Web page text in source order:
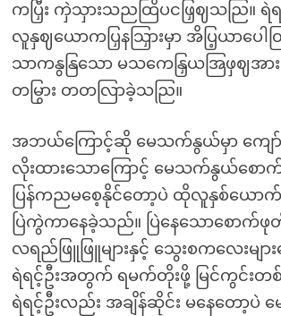
ကပြှီး ကှဲသှားသညထြိပငဖြှဈသညြ။ ရဲရ
လူနှဈယောကပြှနသြှားမှာ အိပြ့ယာပေါတ
သာကနွနြသော မသကေနြှယအြဖှဈအာ
တမြွား တတလြာခဲ့သညြ။
အဘယ်ကြောင့်ဆို မေသက်နွယ်မှာ ကျော်
လိုးထားသောကြောင့် မေသက်နွယ်စော
ပြန်ကညမစေ့နိုင်တော့ပဲ ထိုလူနှစ်ယော
ပြဲကွဲကာနေခဲ့သည်။ ပြဲနေသောစောက်
လရည်ဖြူဖြူများနှင့် သွေးစကလေးမျာ
ရဲရင့်ဦးအတွက် ရမက်တိုးဖို့ မြင်ကွင်းတ
ရဲရင့်ဦးလည်း အချိန်ဆိုင်း မနေတော့ပဲ